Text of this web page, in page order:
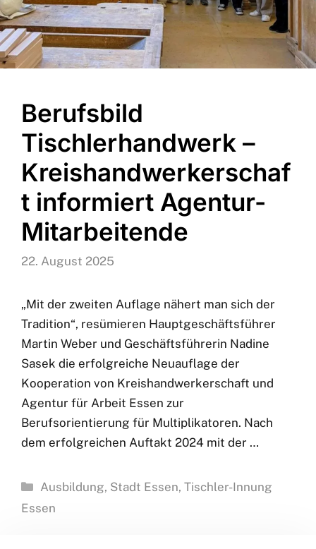
Berufsbild
Tischlerhandwerk –
Kreishandwerkerschaf
t informiert Agentur-
Mitarbeitende
22. August 2025
„Mit der zweiten Auflage nähert man sich der
Tradition“, resümieren Hauptgeschäftsführer
Martin Weber und Geschäftsführerin Nadine
Sasek die erfolgreiche Neuauflage der
Kooperation von Kreishandwerkerschaft und
Agentur für Arbeit Essen zur
Berufsorientierung für Multiplikatoren. Nach
dem erfolgreichen Auftakt 2024 mit der …
Kategorien
Ausbildung, Stadt Essen,Tischler-Innung
Essen